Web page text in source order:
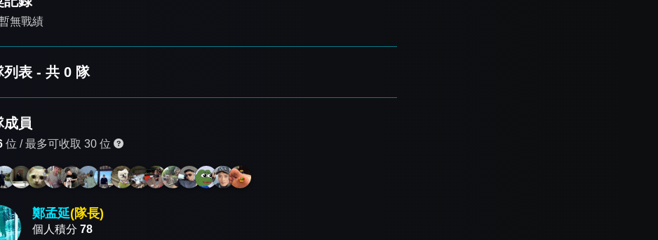
無戰績
列表 - 共 0 隊
成員
位 /最多可收取 30 位
鄭孟延(隊長)
個人積分 78